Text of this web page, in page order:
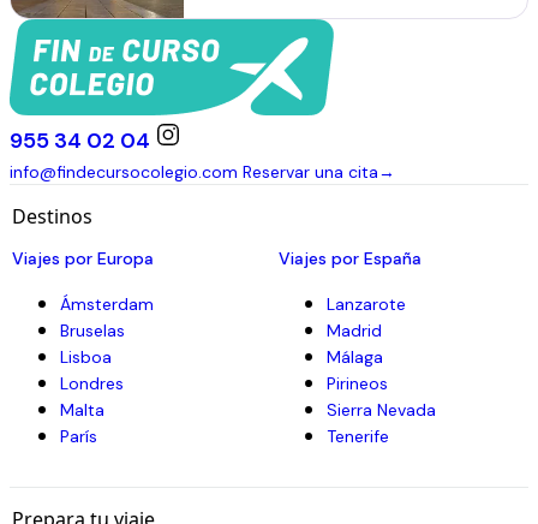
955 34 02 04
info@findecursocolegio.com Reservar una cita→
Destinos
Viajes por Europa
Ámsterdam
Bruselas
Lisboa
Londres
Malta
París
Viajes por España
Lanzarote
Madrid
Málaga
Pirineos
Sierra Nevada
Tenerife